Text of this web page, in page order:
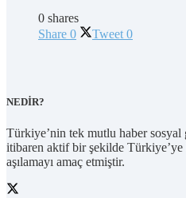
0 shares
Share 0 Tweet 0
NEDİR?
Türkiye’nin tek mutlu haber sosyal
itibaren aktif bir şekilde
aşılamayı amaç etmiştir.